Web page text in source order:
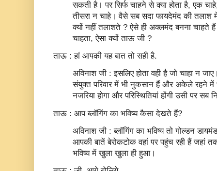
सकती है। पर सिर्फ चाहने से क्‍या होता है, एक
तीसरा न चाहे। वैसे सब सदा फायदेमंद की तलाश
क्‍यों नहीं तलाशते ? ऐसे ही अक्‍लमंद बनना चाहते
चाहता, ऐसा क्‍यों ताऊ जी ?
ताऊ : हां आपकी यह बात तो सही है.
अविनाश जी : इसलिए होता वही है जो चाहा न
संयुक्‍त परिवार में भी नुकसान हैं और अकेले रहने में
नजरिया होगा और परिस्थितियां होंगी उसी पर सब
ताऊ : आप ब्लॉगिंग का भविष्य कैसा देखते हैं?
अविनाश जी : ब्‍लॉगिंग का भविष्‍य तो गोल्‍डन
आपकी बातें बेरोकटोक वहां पर पहुंच रही हैं जहां
भविष्‍य में खुला खुला ही हुआ।